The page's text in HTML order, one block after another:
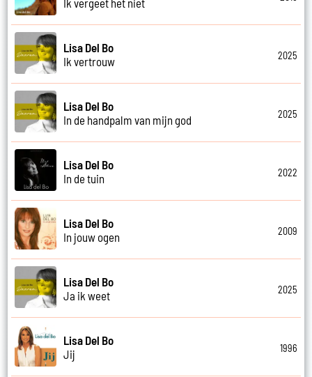
Lisa Del Bo
Ik vertrouw
2025
Lisa Del Bo
In de handpalm van mijn god
2025
Lisa Del Bo
In de tuin
2022
Lisa Del Bo
In jouw ogen
2009
Lisa Del Bo
Ja ik weet
2025
Lisa Del Bo
Jij
1996